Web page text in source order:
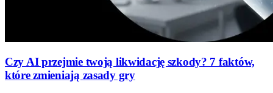
Czy AI przejmie twoją likwidację szkody? 7 faktów,
które zmieniają zasady gry